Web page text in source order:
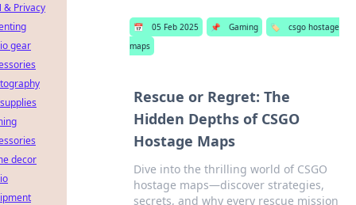
📅 05 Feb 2025 📌 Gaming 🏷️
csgo hostage
maps
Rescue or Regret: The
Hidden Depths of CSGO
Hostage Maps
Dive into the thrilling world of CSGO
hostage maps—discover strategies,
secrets, and why every rescue mission
& Privacy
gear
decor